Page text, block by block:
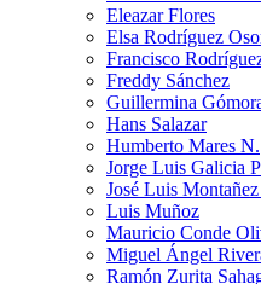
Eleazar Flores
Elsa Rodríguez
Francisco
Freddy Sánchez
Guillermina
Hans Salazar
Humberto Mares N.
Jorge Luis Galicia
José Luis
Luis Muñoz
Mauricio Conde
Miguel Ángel
Ramón Zurita